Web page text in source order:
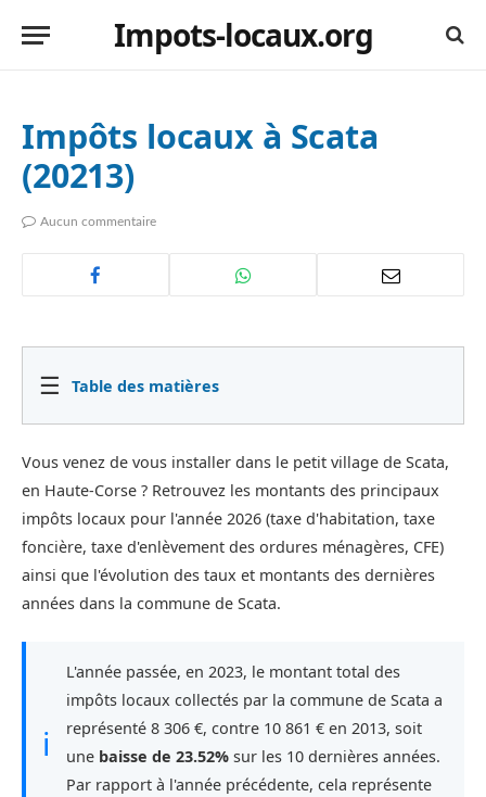
Impots-locaux.org
Impôts locaux à Scata
(20213)
Aucun commentaire
☰ Table des matières
Vous venez de vous installer dans le petit village de Scata,
en Haute-Corse ? Retrouvez les montants des principaux
impôts locaux pour l'année 2026 (taxe d'habitation, taxe
foncière, taxe d'enlèvement des ordures ménagères, CFE)
ainsi que l'évolution des taux et montants des dernières
années dans la commune de Scata.
ℹ
L'année passée, en 2023, le montant total des
impôts locaux collectés par la commune de Scata a
représenté 8 306 €, contre 10 861 € en 2013, soit
une baisse de 23.52% sur les 10 dernières années.
Par rapport à l'année précédente, cela représente